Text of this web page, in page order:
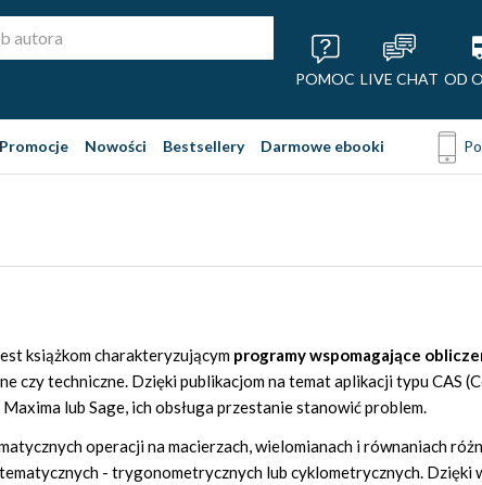
POMOC LIVE CHAT OD
Promocje Nowości Bestsellery Darmowe ebooki
książkom charakteryzującym programy wspomagające
czy techniczne. Dzięki publikacjom na temat aplikacji typu CAS
lub Sage, ich obsługa przestanie stanowić problem.
operacji na macierzach, wielomianach i równaniach
- trygonometrycznych lub cyklometrycznych. Dzięki